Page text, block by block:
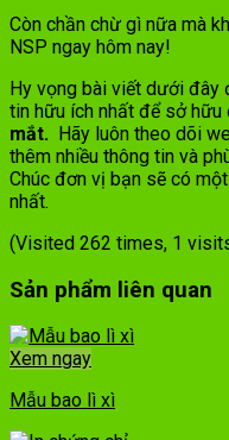
Còn chần chừ gì nữa mà
NSP ngay hôm nay!
Hy vọng bài viết dưới đây
tin hữu ích nhất để sở
mắt. Hãy luôn theo dõi
thêm nhiều thông tin và
Chúc đơn vị bạn sẽ có
nhất.
(Visited 262 times, 1
Sản phẩm liên quan
Xem ngay
Mẫu bao lì xì